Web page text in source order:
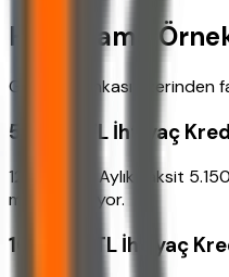
Hesaplama
Garanti Bankası üzerinden
50.000 TL İhtiyaç
12 ay vade: Aylık taksit
maliyet artıyor.
100.000 TL İhtiyaç